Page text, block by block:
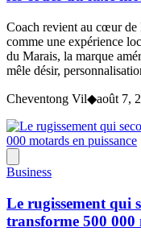
Coach revient au cœur de
comme une expérience
du Marais, la marque
mêle désir,
Cheventong Vil◆août 7,
Business
Le rugissement qui
transforme 500 000